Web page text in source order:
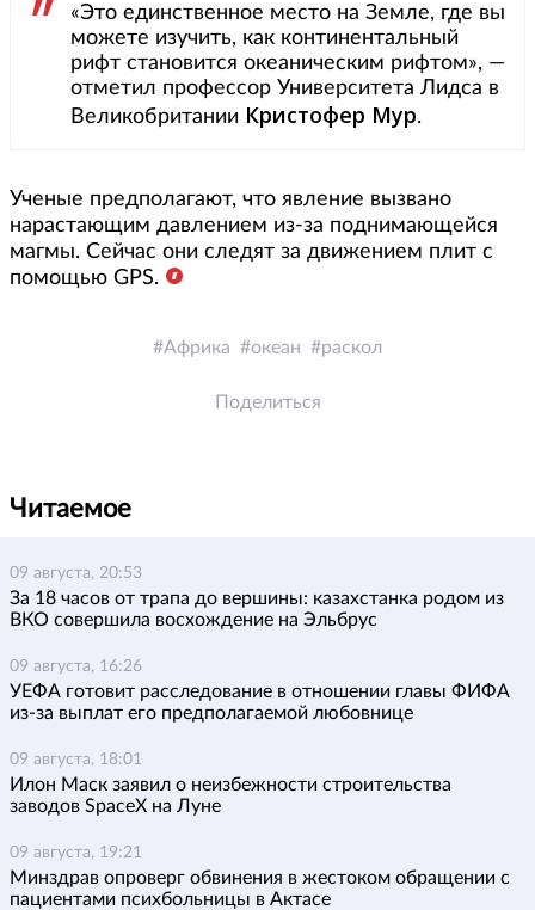
«Это единственное место на Земле, где вы
можете изучить, как континентальный
рифт становится океаническим рифтом», —
отметил профессор Университета Лидса в
Великобритании Кристофер Мур.
Ученые предполагают, что явление вызвано
нарастающим давлением из-за поднимающейся
магмы. Сейчас они следят за движением плит с
помощью GPS.
Африка океан раскол
Поделиться
Читаемое
09 августа, 20:53
За 18 часов от трапа до вершины: казахстанка родом из
ВКО совершила восхождение на Эльбрус
09 августа, 16:26
УЕФА готовит расследование в отношении главы ФИФА
из-за выплат его предполагаемой любовнице
09 августа, 18:01
Илон Маск заявил о неизбежности строительства
заводов SpaceX на Луне
09 августа, 19:21
Минздрав опроверг обвинения в жестоком обращении с
пациентами психбольницы в Актасе